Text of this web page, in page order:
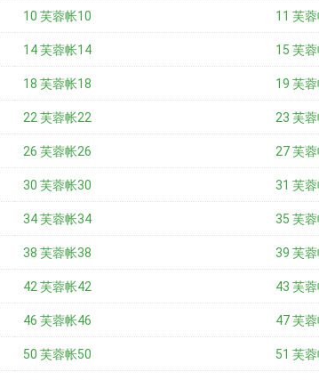
10 芙蓉帐10 11 芙蓉
14 芙蓉帐14 15 芙
18 芙蓉帐18 19 芙
22 芙蓉帐22 23 芙
26 芙蓉帐26 27 芙
30 芙蓉帐30 31 芙蓉
34 芙蓉帐34 35 芙
38 芙蓉帐38 39 芙
42 芙蓉帐42 43 芙
46 芙蓉帐46 47 芙
50 芙蓉帐50 51 芙蓉